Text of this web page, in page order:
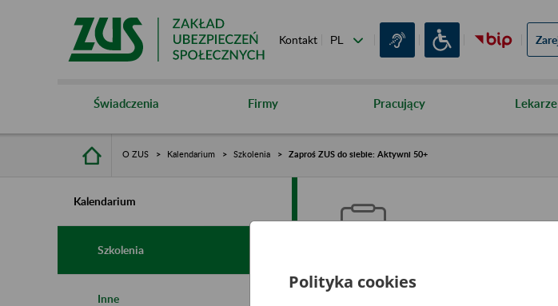
Kontakt
Świadczenia Firmy Pracujący Lekarze
O ZUS Kalendarium Szkolenia Zaproś ZUS do siebie: Aktywni 50+
Kalendarium
Szkolenia
Inne Zaproś ZUS do
Polityka cookies